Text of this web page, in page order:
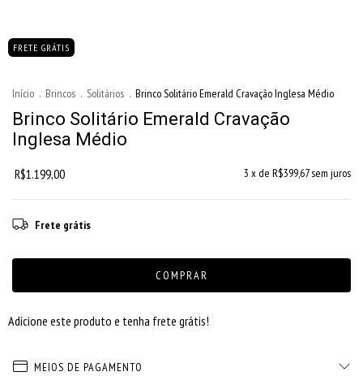
FRETE GRÁTIS
Início . Brincos . Solitários . Brinco Solitário Emerald Cravação Inglesa Médio
Brinco Solitário Emerald Cravação
Inglesa Médio
R$1.199,00 3 x de R$399,67sem juros
Frete grátis
Adicione este produto e tenha frete grátis!
MEIOS DE PAGAMENTO